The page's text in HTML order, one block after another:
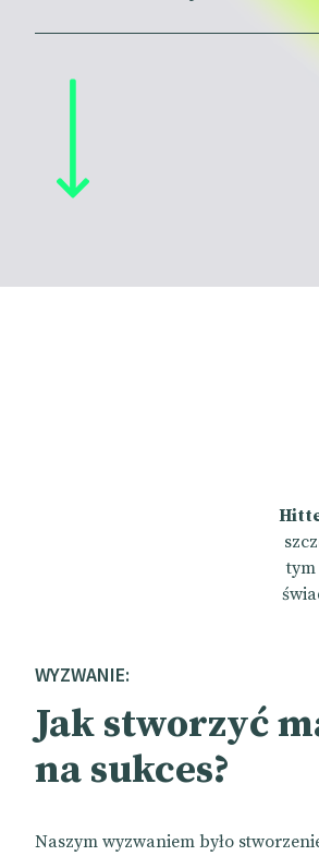
tym
WYZWANIE:
Jak stworzyć
na sukces?
Naszym wyzwaniem było